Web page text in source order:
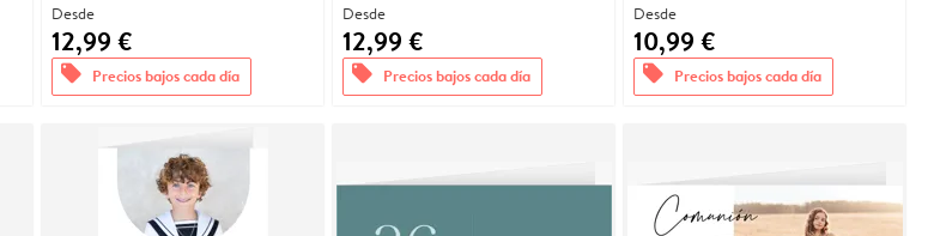
Desde
12,99 €
offers Precios bajos cada día
Desde
12,99 €
offers Precios bajos cada día
Desde
10,99 €
offers Precios bajos cada día